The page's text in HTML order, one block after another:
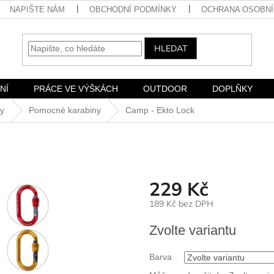
NAPIŠTE NÁM OBCHODNÍ PODMÍNKY OCHRANA
HLEDAT
PRÁCE VE VÝŠKÁCH OUTDOOR DOPLŇKY
Pomocné karabiny Camp - Ekto Lock
229 Kč
189 Kč bez DPH
cena:
Zvolte variantu
Barva